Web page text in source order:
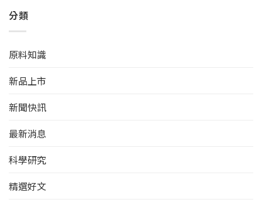
分類
原料知識
新品上市
新聞快訊
最新消息
科學研究
精選好文